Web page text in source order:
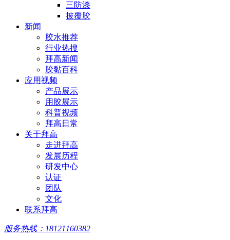
三防漆
披覆胶
新闻
胶水推荐
行业热搜
拜高新闻
胶黏百科
应用视频
产品展示
用胶展示
科普视频
拜高日常
关于拜高
走进拜高
发展历程
研发中心
认证
团队
文化
联系拜高
服务热线：18121160382